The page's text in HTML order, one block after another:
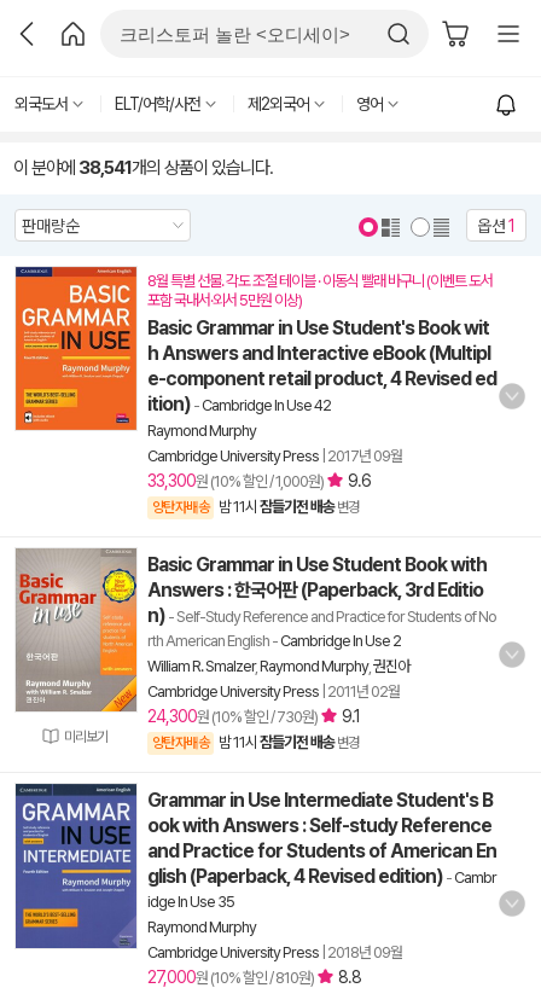
외국도서 ELT/어학/사전 제2외국어 영어
이 분야에 38,541개의 상품이 있습니다.
옵션1
8월 특별 선물. 각도 조절 테이블 · 이동식 빨래 바구니 (이벤트 도서
포함 국내서·외서 5만원 이상)
Basic Grammar in Use Student's Book wit
h Answers and Interactive eBook (Multipl
e-component retail product, 4 Revised ed
ition) -Cambridge In Use 42
Raymond Murphy
Cambridge University Press 2017년 09월
33,300원 (10% 할인 / 1,000원) 9.6
양탄자배송 밤 11시 잠들기전 배송 변경
미리보기
Basic Grammar in Use Student Book with
Answers : 한국어판 (Paperback, 3rd Editio
n) - Self-Study Reference and Practice for Students of No
rth American English -Cambridge In Use 2
William R. Smalzer,Raymond Murphy, 권진아
Cambridge University Press 2011년 02월
24,300원 (10% 할인 / 730원) 9.1
양탄자배송 밤 11시 잠들기전 배송 변경
Grammar in Use Intermediate Student's B
ook with Answers : Self-study Reference
and Practice for Students of American En
glish (Paperback, 4 Revised edition) -Cambr
idge In Use 35
Raymond Murphy
Cambridge University Press 2018년 09월
27,000원 (10% 할인 / 810원) 8.8